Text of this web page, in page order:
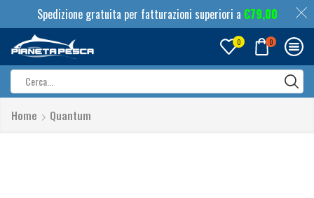
Spedizione gratuita per fatturazioni superiori a €79,00
0 0
input
Home Quantum